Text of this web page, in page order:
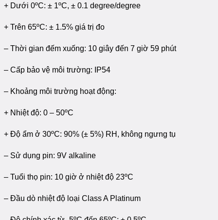
+ Dưới 0ºC: ± 1ºC, ± 0.1 degree/degree
+ Trên 65ºC: ± 1.5% giá trị đo
– Thời gian đếm xuống: 10 giây đến 7 giờ 59 phút
– Cấp bảo vệ môi trường: IP54
– Khoảng môi trường hoạt động:
+ Nhiệt độ: 0 – 50ºC
+ Độ ẩm ở 30ºC: 90% (± 5%) RH, không ngưng tụ
– Sử dụng pin: 9V alkaline
– Tuổi thọ pin: 10 giờ ở nhiệt độ 23ºC
– Đầu dò nhiệt độ loại Class A Platinum